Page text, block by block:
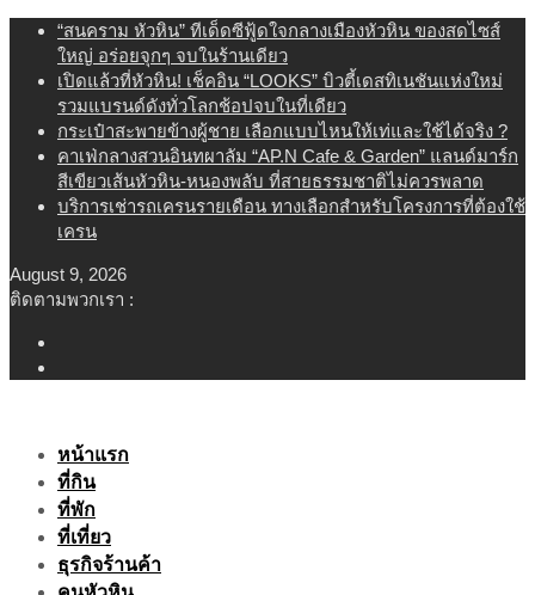
Skip
content
“สนคราม หัวหิน” ทีเด็ดซีฟู้ดใจกลางเมืองหัวหิน ของสดไซส์
ใหญ่ อร่อยจุกๆ จบในร้านเดียว
เปิดแล้วที่หัวหิน! เช็คอิน “LOOKS” บิวตี้เดสทิเนชันแห่งใหม่
รวมแบรนด์ดังทั่วโลกช้อปจบในที่เดียว
กระเป๋าสะพายข้างผู้ชาย เลือกแบบไหนให้เท่และใช้ได้จริง ?
คาเฟ่กลางสวนอินทผาลัม “AP.N Cafe & Garden” แลนด์มาร์ก
สีเขียวเส้นหัวหิน-หนองพลับ ที่สายธรรมชาติไม่ควรพลาด
บริการเช่ารถเครนรายเดือน ทางเลือกสำหรับโครงการที่ต้องใช้
เครน
August 9, 2026
ติดตามพวกเรา :
หน้าแรก
ที่กิน
ที่พัก
ที่เที่ยว
ธุรกิจร้านค้า